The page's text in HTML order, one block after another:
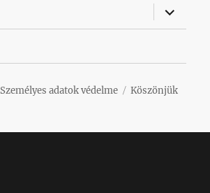
almenü
Személyes adatok védelme
Köszönjük